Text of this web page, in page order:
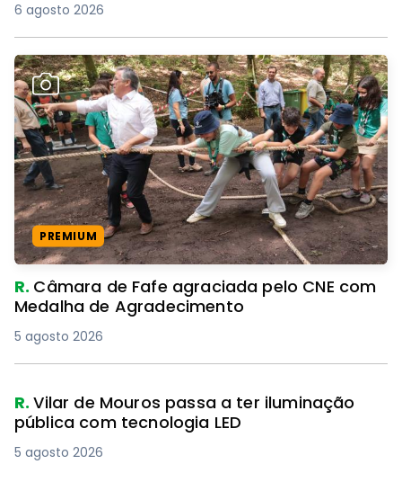
6 agosto 2026
PREMIUM
R. Câmara de Fafe agraciada pelo CNE com
Medalha de Agradecimento
5 agosto 2026
R.Vilar de Mouros passa a ter iluminação
pública com tecnologia LED
5 agosto 2026